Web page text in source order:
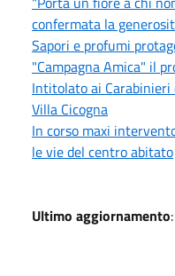
confermata la
Sapori e profumi
"Campagna Amica" il
Intitolato ai
Villa Cicogna
In corso maxi
le vie del centro abitato
Ultimo aggiornamento